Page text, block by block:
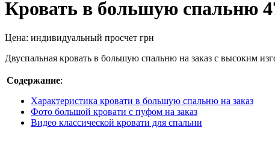
Кровать в большую спальню
Цена: индивидуальный просчет грн
Двуспальная кровать в большую спальню на заказ с высоким
Содержание:
Характеристика кровати в большую спальню на заказ
Фото большой кровати с пуфом на заказ
Видео классической кровати для спальни